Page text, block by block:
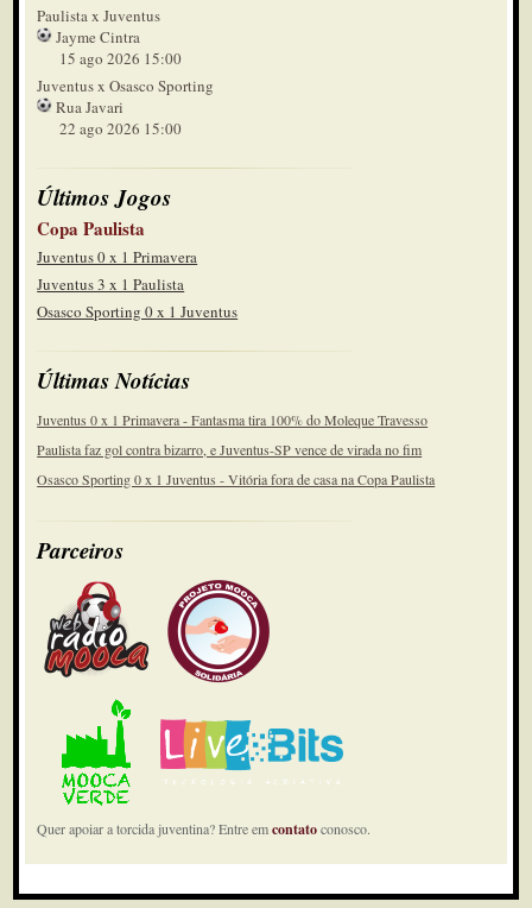
Paulista x Juventus
Jayme Cintra
15 ago 2026 15:00
Juventus x Osasco Sporting
Rua Javari
22 ago 2026 15:00
Últimos Jogos
Copa Paulista
Juventus 0 x 1 Primavera
Juventus 3 x 1 Paulista
Osasco Sporting 0 x 1 Juventus
Últimas Notícias
Juventus 0 x 1 Primavera - Fantasma tira 100% do Moleque Travesso
Paulista faz gol contra bizarro, e Juventus-SP vence de virada no fim
Osasco Sporting 0 x 1 Juventus - Vitória fora de casa na Copa Paulista
Parceiros
Quer apoiar a torcida juventina? Entre emcontatoconosco.